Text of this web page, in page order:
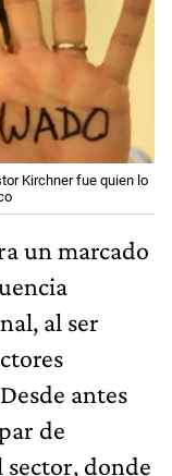
Kirchner fue quien lo
un marcado
al ser
antes
de
sector, donde